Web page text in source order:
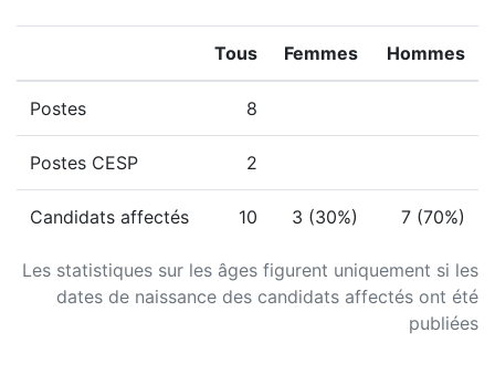
Les statistiques sur les âges figurent uniquement si les
dates de naissance des candidats affectés ont été
publiées
Tous Femmes Hommes
Postes 8
Postes CESP 2
Candidats affectés 10 3 (30%) 7 (70%)